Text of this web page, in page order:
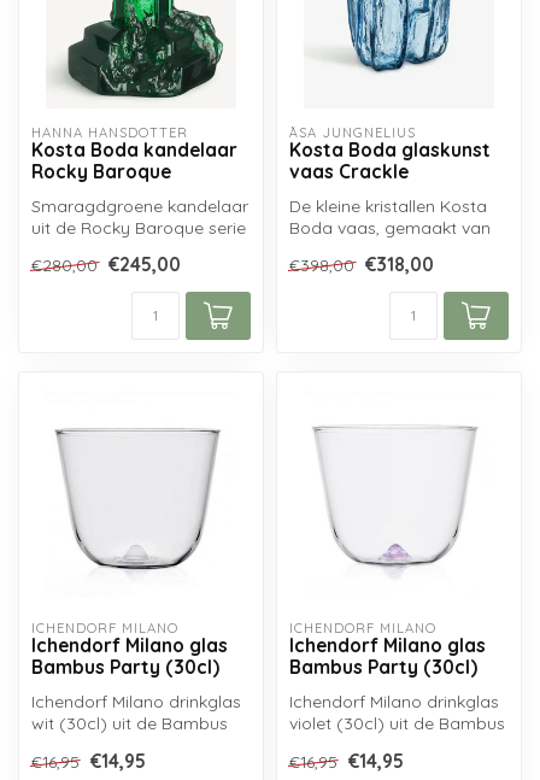
HANNA HANSDOTTER
Kosta Boda kandelaar
Rocky Baroque
Smaragdgroene kandelaar
uit de Rocky Baroque serie
ontworpen doo...
€280,00 €245,00
ÅSA JUNGNELIUS
Kosta Boda glaskunst
vaas Crackle
De kleine kristallen Kosta
Boda vaas, gemaakt van
Crackl...
€398,00 €318,00
ICHENDORF MILANO
Ichendorf Milano glas
Bambus Party (30cl)
Ichendorf Milano drinkglas
wit (30cl) uit de Bambus
van...
€16,95 €14,95
ICHENDORF MILANO
Ichendorf Milano glas
Bambus Party (30cl)
Ichendorf Milano drinkglas
violet (30cl) uit de Bambus
€16,95 €14,95